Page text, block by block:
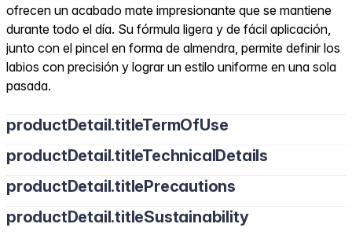
ofrecen un acabado mate impresionante que se mantiene
durante todo el día. Su fórmula ligera y de fácil aplicación,
junto con el pincel en forma de almendra, permite definir los
labios con precisión y lograr un estilo uniforme en una sola
pasada.
productDetail.titleTermOfUse
productDetail.titleTechnicalDetails
productDetail.titlePrecautions
productDetail.titleSustainability